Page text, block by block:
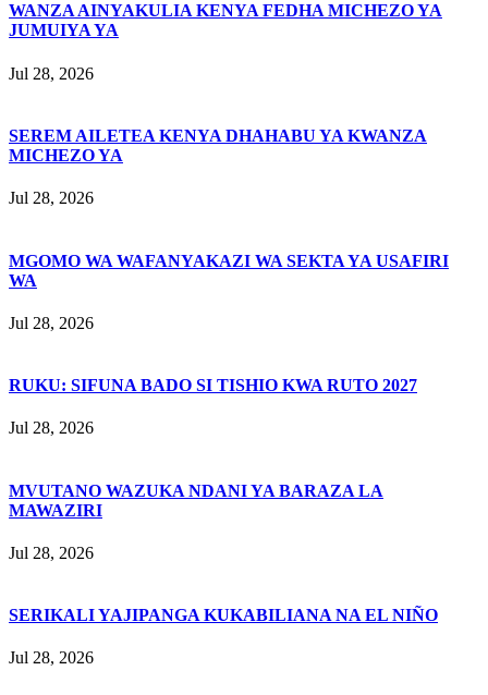
WANZA AINYAKULIA KENYA FEDHA MICHEZO YA
JUMUIYA YA
Jul 28, 2026
SEREM AILETEA KENYA DHAHABU YA KWANZA
MICHEZO YA
Jul 28, 2026
MGOMO WA WAFANYAKAZI WA SEKTA YA USAFIRI
WA
Jul 28, 2026
RUKU: SIFUNA BADO SI TISHIO KWA RUTO 2027
Jul 28, 2026
MVUTANO WAZUKA NDANI YA BARAZA LA
MAWAZIRI
Jul 28, 2026
SERIKALI YAJIPANGA KUKABILIANA NA EL NIÑO
Jul 28, 2026